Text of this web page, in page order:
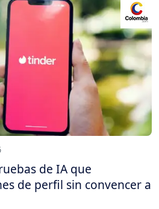
de IA que
de perfil sin convencer a